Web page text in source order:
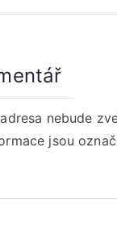
nebude
jsou